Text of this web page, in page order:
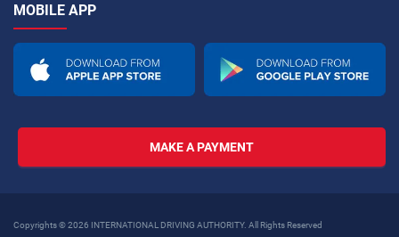
MOBILE APP
MAKE A PAYMENT
Copyrights © 2026 INTERNATIONAL DRIVING AUTHORITY. All Rights Reserved